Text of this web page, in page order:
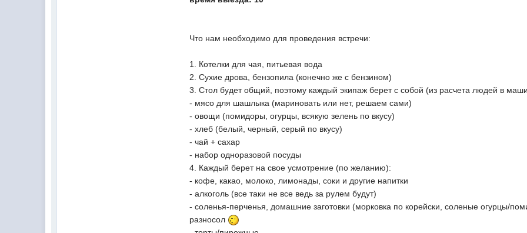
Что нам необходимо для проведения встречи:
1. Котелки для чая , питьевая вода
2. Сухие дрова, бензопила (конечно же с бензином)
3. Стол будет общий, поэтому каждый экипаж берет с собой (из расчета людей в
- мясо для шашлыка (мариновать или нет, решаем сами)
- овощи (помидоры, огурцы, всякую зелень по вкусу)
- хлеб (белый, черный, серый по вкусу)
- чай + сахар
- набор одноразовой посуды
4. Каждый берет на свое усмотрение (по желанию):
- кофе, какао, молоко, лимонады, соки и другие напитки
- алкоголь (все таки не все ведь за рулем будут)
- соленья-перченья, домашние заготовки (морковка по корейски, соленые огурцы/
разносол